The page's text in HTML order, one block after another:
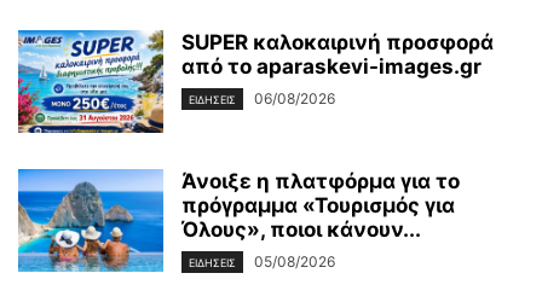
SUPER καλοκαιρινή προσφορά
από το aparaskevi-images.gr
ΕΙΔΗΣΕΙΣ 06/08/2026
Άνοιξε η πλατφόρμα για το
πρόγραμμα «Τουρισμός για
Όλους», ποιοι κάνουν...
ΕΙΔΗΣΕΙΣ 05/08/2026